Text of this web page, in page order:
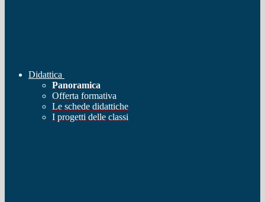
Didattica
Panoramica
Offerta formativa
Le schede didattiche
I progetti delle classi